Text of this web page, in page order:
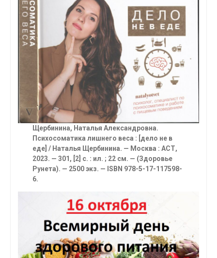
Щербинина, Наталья Александровна.
Психосоматика лишнего веса : [дело не в
еде] / Наталья Щербинина. — Москва : АСТ,
2023. — 301, [2] с. : ил. ; 22 см. — (Здоровье
Рунета). — 2500 экз. — ISBN 978-5-17-117598-
6.